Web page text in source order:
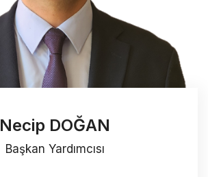
Necip DOĞAN
Başkan Yardımcısı